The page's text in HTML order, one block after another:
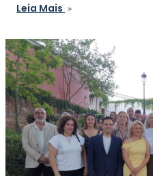
Leia Mais